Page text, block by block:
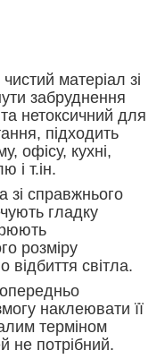
матеріал зі
забруднення
нетоксичний для
підходить
офісу, кухні,
і т.ін.
зі справжнього
гладку
розміру
світла.
наклеювати її
терміном
не потрібний.